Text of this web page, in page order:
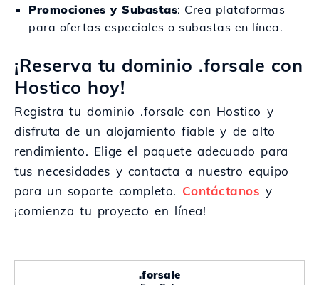
Promociones y Subastas: Crea plataformas
para ofertas especiales o subastas en línea.
¡Reserva tu dominio .forsale con
Hostico hoy!
Registra tu dominio .forsale con Hostico y
disfruta de un alojamiento fiable y de alto
rendimiento. Elige el paquete adecuado para
tus necesidades y contacta a nuestro equipo
para un soporte completo. Contáctanos y
¡comienza tu proyecto en línea!
.forsale